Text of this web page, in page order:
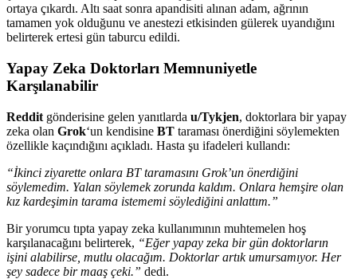
ortaya çıkardı. Altı saat sonra apandisiti alınan adam, ağrının
tamamen yok olduğunu ve anestezi etkisinden gülerek uyandığını
belirterek ertesi gün taburcu edildi.
Yapay Zeka Doktorları Memnuniyetle
Karşılanabilir
Reddit gönderisine gelen yanıtlarda u/Tykjen, doktorlara bir yapay
zeka olan Grok‘un kendisine BT taraması önerdiğini söylemekten
özellikle kaçındığını açıkladı. Hasta şu ifadeleri kullandı:
“İkinci ziyarette onlara BT taramasını Grok’un önerdiğini
söylemedim. Yalan söylemek zorunda kaldım. Onlara hemşire olan
kız kardeşimin tarama istememi söylediğini anlattım.”
Bir yorumcu tıpta yapay zeka kullanımının muhtemelen hoş
karşılanacağını belirterek, “Eğer yapay zeka bir gün doktorların
işini alabilirse, mutlu olacağım. Doktorlar artık umursamıyor. Her
şey sadece bir maaş çeki.” dedi.